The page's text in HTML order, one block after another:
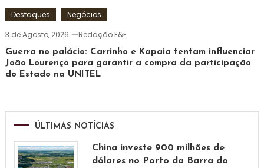
Destaques
Negócios
3 de Agosto, 2026
Redação E&F
Guerra no palácio: Carrinho e Kapaia tentam influenciar
João Lourenço para garantir a compra da participação
do Estado na UNITEL
ÚLTIMAS NOTÍCIAS
China investe 900 milhões de
dólares no Porto da Barra do